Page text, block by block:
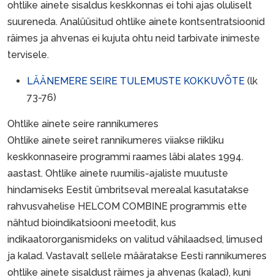
ohtlike ainete sisaldus keskkonnas ei tohi ajas oluliselt
suureneda. Analüüsitud ohtlike ainete kontsentratsioonid
räimes ja ahvenas ei kujuta ohtu neid tarbivate inimeste
tervisele.
LÄÄNEMERE SEIRE TULEMUSTE KOKKUVÕTE (lk
73-76)
Ohtlike ainete seire rannikumeres
Ohtlike ainete seiret rannikumeres viiakse riikliku
keskkonnaseire programmi raames läbi alates 1994.
aastast. Ohtlike ainete ruumilis-ajaliste muutuste
hindamiseks Eestit ümbritseval merealal kasutatakse
rahvusvahelise HELCOM COMBINE programmis ette
nähtud bioindikatsiooni meetodit, kus
indikaatororganismideks on valitud vähilaadsed, limused
ja kalad. Vastavalt sellele määratakse Eesti rannikumeres
ohtlike ainete sisaldust räimes ja ahvenas (kalad), kuni